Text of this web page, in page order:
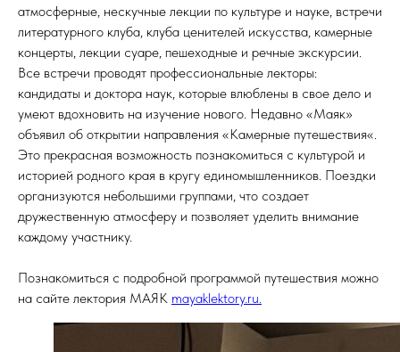
атмосферные, нескучные лекции по культуре и науке, встречи
литературного клуба, клуба ценителей искусства, камерные
концерты, лекции суаре, пешеходные и речные экскурсии.
Все встречи проводят профессиональные лекторы:
кандидаты и доктора наук, которые влюблены в свое дело и
умеют вдохновить на изучение нового. Недавно «Маяк»
объявил об открытии направления «Камерные путешествия«.
Это прекрасная возможность познакомиться с культурой и
историей родного края в кругу единомышленников. Поездки
организуются небольшими группами, что создает
дружественную атмосферу и позволяет уделить внимание
каждому участнику.
Познакомиться с подробной программой путешествия можно
на сайте лектория МАЯК mayaklektory.ru.